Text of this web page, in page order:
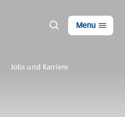
Menu
Jobs und Karriere